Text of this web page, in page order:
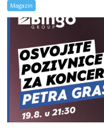
Magazin